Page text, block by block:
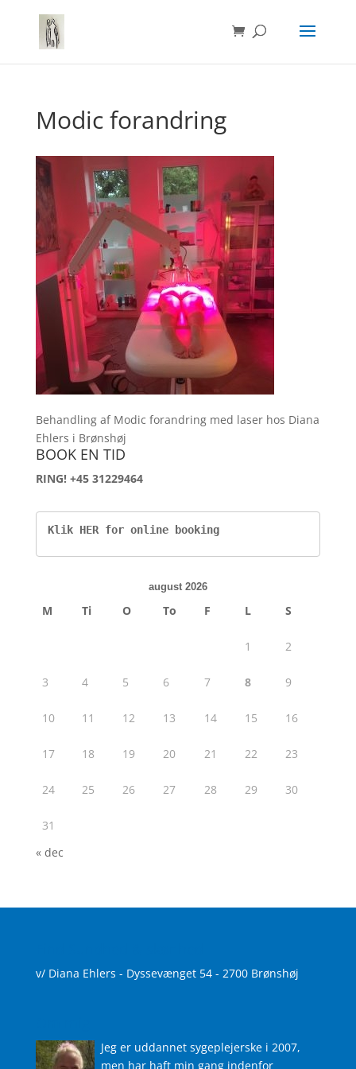
Modic forandring
Behandling af Modic forandring med laser hos Diana
Ehlers i Brønshøj
BOOK EN TID
RING! +45 31229464
Klik HER for online booking
august 2026
M Ti O To F L S
1 2
3 4 5 6 7 8 9
10 11 12 13 14 15 16
17 18 19 20 21 22 23
24 25 26 27 28 29 30
31
« dec
v/ Diana Ehlers - Dyssevænget 54 - 2700 Brønshøj
Jeg er uddannet sygeplejerske i 2007,
men har haft min gang indenfor